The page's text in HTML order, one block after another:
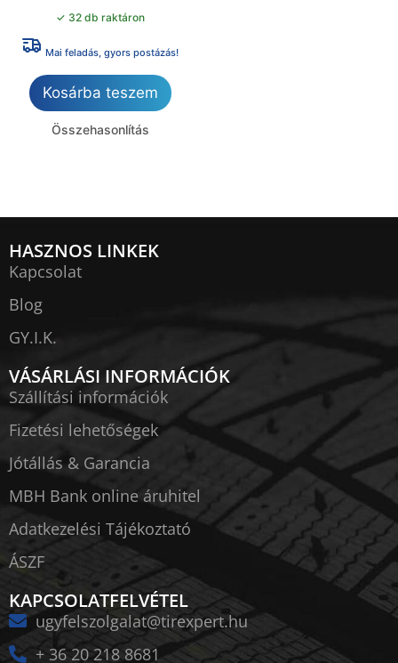
✓ 32 db raktáron
Mai feladás, gyors postázás!
Kosárba teszem
Összehasonlítás
HASZNOS LINKEK
Kapcsolat
Blog
GY.I.K.
VÁSÁRLÁSI INFORMÁCIÓK
Szállítási információk
Fizetési lehetőségek
Jótállás & Garancia
MBH Bank online áruhitel
Adatkezelési Tájékoztató
ÁSZF
KAPCSOLATFELVÉTEL
ugyfelszolgalat@tirexpert.hu
+ 36 20 218 8681